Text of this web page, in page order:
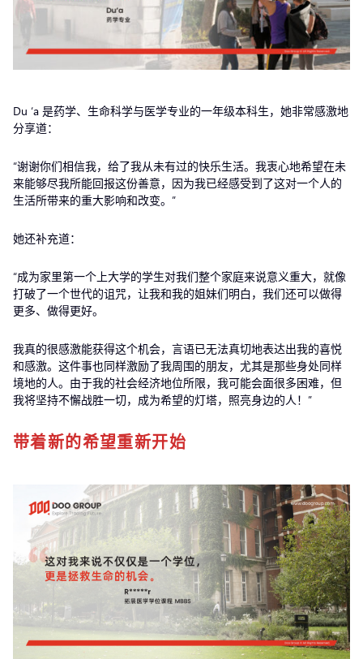
Du ‘a 是药学、生命科学与医学专业的一年级本科生，她非常感激地
分享道：
“谢谢你们相信我，给了我从未有过的快乐生活。我衷心地希望在未
来能够尽我所能回报这份善意，因为我已经感受到了这对一个人的
生活所带来的重大影响和改变。”
她还补充道：
“成为家里第一个上大学的学生对我们整个家庭来说意义重大，就像
打破了一个世代的诅咒，让我和我的姐妹们明白，我们还可以做得
更多、做得更好。
我真的很感激能获得这个机会，言语已无法真切地表达出我的喜悦
和感激。这件事也同样激励了我周围的朋友，尤其是那些身处同样
境地的人。由于我的社会经济地位所限，我可能会面很多困难，但
我将坚持不懈战胜一切，成为希望的灯塔，照亮身边的人！”
带着新的希望重新开始